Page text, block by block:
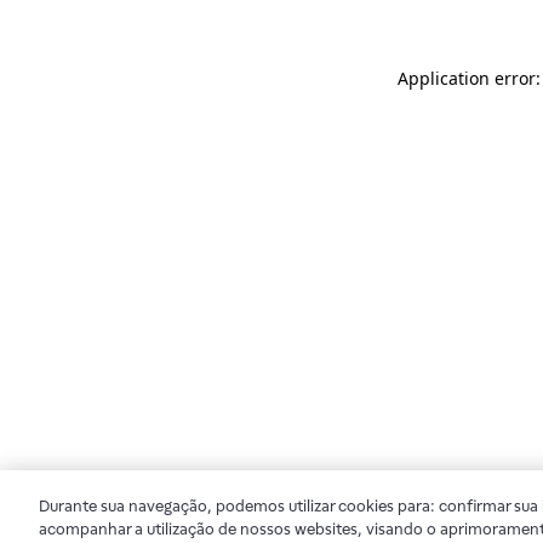
Application
Durante sua navegação, podemos utilizar cookies para: confirmar
acompanhar a utilização de nossos websites, visando o